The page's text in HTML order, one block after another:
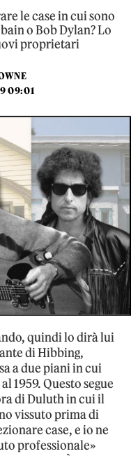
le case in cui sono
o Bob Dylan? Lo
proprietari
09:01
quindi lo dirà lui
di Hibbing,
a due piani in cui
1959. Questo segue
di Duluth in cui il
vissuto prima di
case, e io ne
professionale»